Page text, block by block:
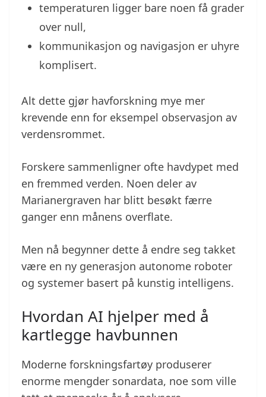
temperaturen ligger bare noen få grader
over null,
kommunikasjon og navigasjon er uhyre
komplisert.
Alt dette gjør havforskning mye mer
krevende enn for eksempel observasjon av
verdensrommet.
Forskere sammenligner ofte havdypet med
en fremmed verden. Noen deler av
Marianergraven har blitt besøkt færre
ganger enn månens overflate.
Men nå begynner dette å endre seg takket
være en ny generasjon autonome roboter
og systemer basert på kunstig intelligens.
Hvordan AI hjelper med å
kartlegge havbunnen
Moderne forskningsfartøy produserer
enorme mengder sonardata, noe som ville